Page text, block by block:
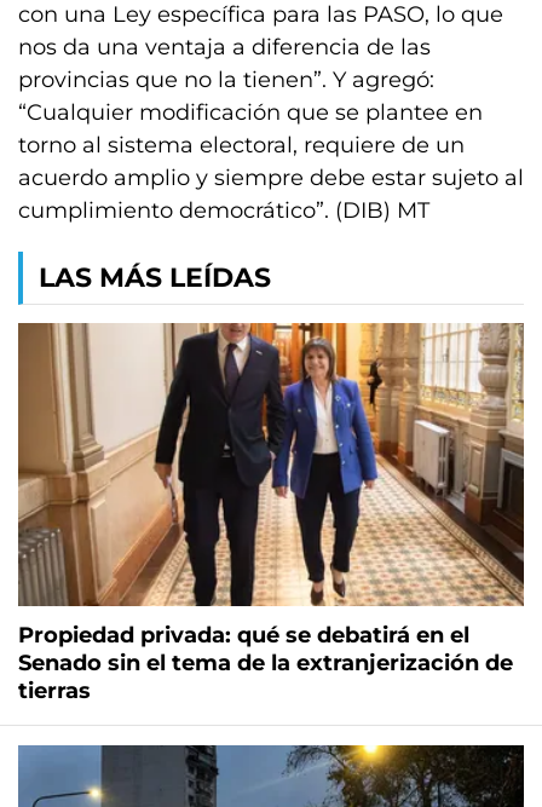
con una Ley específica para las PASO, lo que
nos da una ventaja a diferencia de las
provincias que no la tienen”. Y agregó:
“Cualquier modificación que se plantee en
torno al sistema electoral, requiere de un
acuerdo amplio y siempre debe estar sujeto al
cumplimiento democrático”. (DIB) MT
LAS MÁS LEÍDAS
Propiedad privada: qué se debatirá en el
Senado sin el tema de la extranjerización de
tierras